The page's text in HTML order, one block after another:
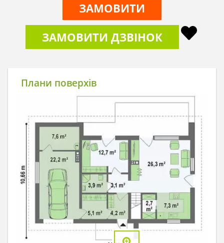
ЗАМОВИТИ
ЗАМОВИТИ ДЗВІНОК
Плани поверхів